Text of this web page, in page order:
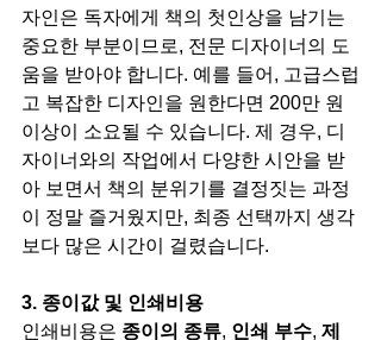
자인은 독자에게 책의 첫인상을 남기는
중요한 부분이므로, 전문 디자이너의 도
움을 받아야 합니다. 예를 들어, 고급스럽
고 복잡한 디자인을 원한다면 200만 원
이상이 소요될 수 있습니다. 제 경우, 디
자이너와의 작업에서 다양한 시안을 받
아 보면서 책의 분위기를 결정짓는 과정
이 정말 즐거웠지만, 최종 선택까지 생각
보다 많은 시간이 걸렸습니다.
3. 종이값 및 인쇄비용
인쇄비용은 종이의 종류, 인쇄 부수, 제